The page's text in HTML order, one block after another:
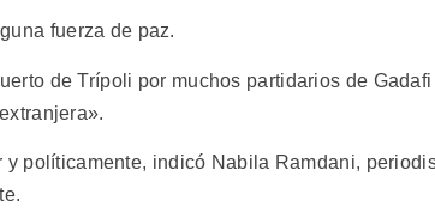
fuerza de paz.
de Trípoli por muchos partidarios de
y políticamente, indicó Nabila Ramdani,